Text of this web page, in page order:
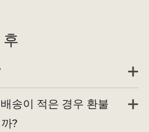
후
송이 적은 경우 환불
?